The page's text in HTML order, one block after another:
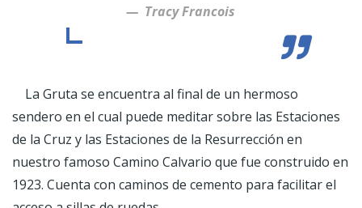
Tracy Francois
La Gruta se encuentra al final de un hermoso
sendero en el cual puede meditar sobre las Estaciones
de la Cruz y las Estaciones de la Resurrección en
nuestro famoso Camino Calvario que fue construido en
1923. Cuenta con caminos de cemento para facilitar el